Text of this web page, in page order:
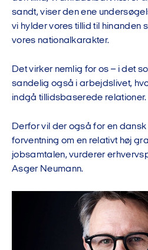
sandt, viser den ene
vi hylder vores tillid til hinanden
vores nationalkarakter.
Det virker nemlig for os – i det
sandelig også i arbejdslivet,
indgå tillidsbaserede relationer.
Derfor vil der også for en
forventning om en relativt høj
jobsamtalen, vurderer
Asger Neumann.